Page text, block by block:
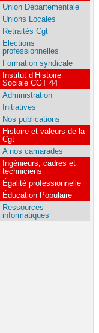
Union Départementale
Unions Locales
Retraités Cgt
Elections
professionnelles
Formation syndicale
Institut d’Histoire
Sociale CGT 44
Administration
Initiatives
Nos publications
Histoire et valeurs de la
Cgt
A nos camarades
Ingénieurs, cadres et
techniciens
Égalité professionnelle
Éducation Populaire
Ressources
informatiques